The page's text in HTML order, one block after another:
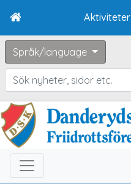
Aktiviteter
Språk/language